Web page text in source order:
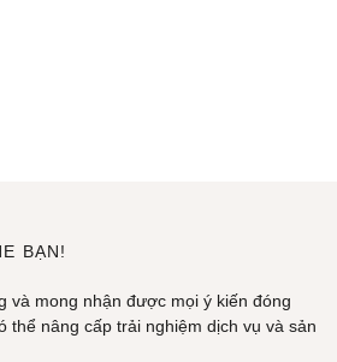
BẠN!
và mong nhận được mọi ý kiến đóng
thể nâng cấp trải nghiệm dịch vụ và sản